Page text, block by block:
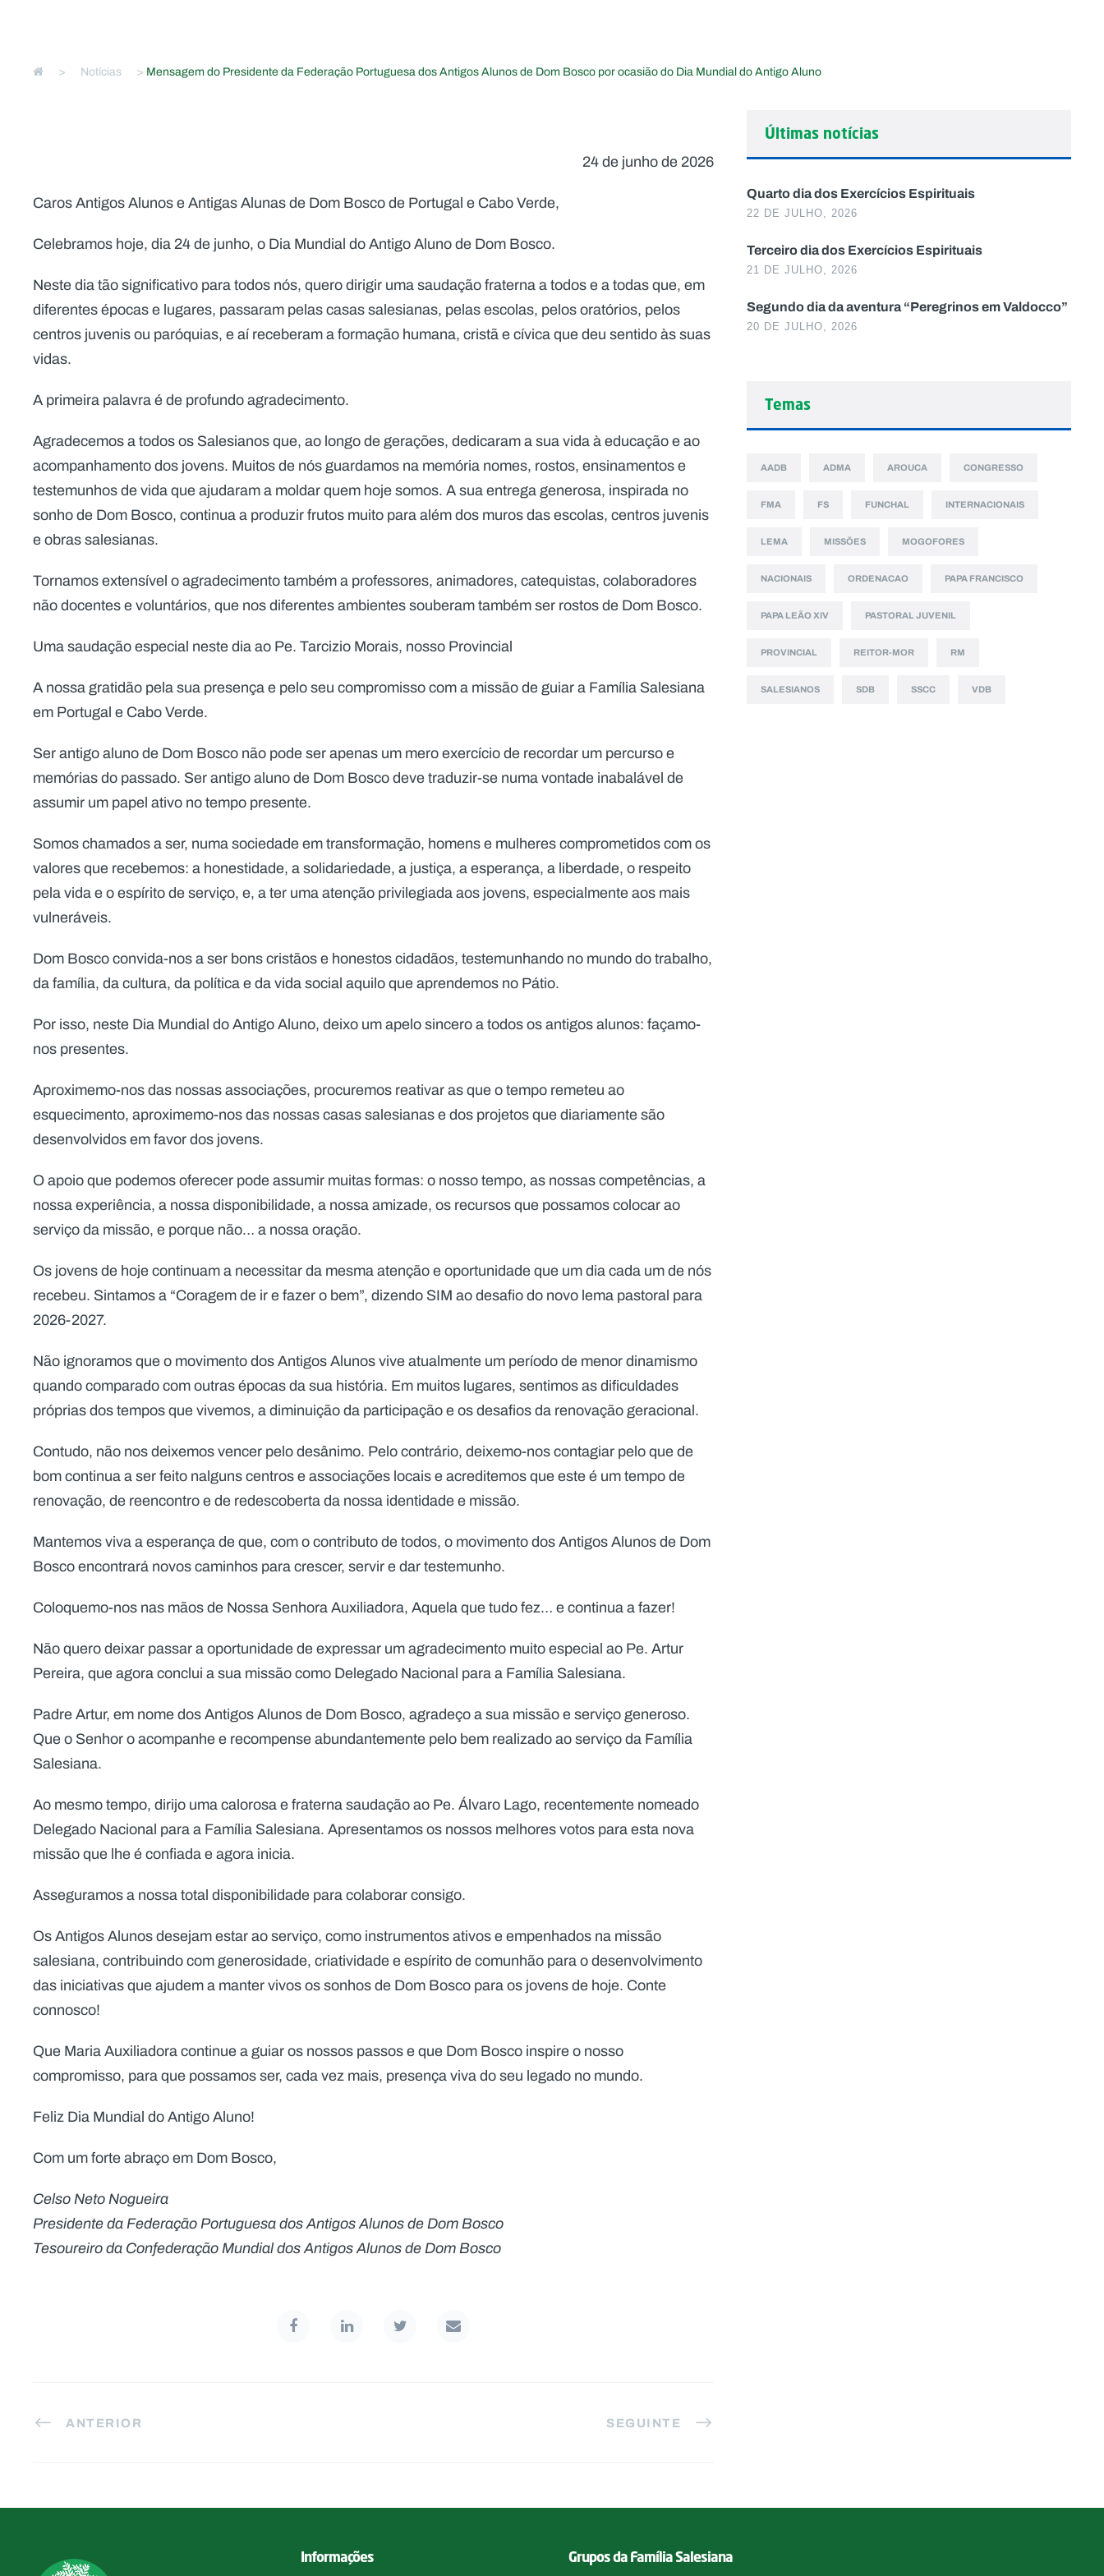
> Notícias > Mensagem do Presidente da Federação Portuguesa dos Antigos Alunos de Dom Bosco por ocasião do Dia Mundial do Antigo Aluno
24 de junho de 2026
Caros Antigos Alunos e Antigas Alunas de Dom Bosco de Portugal e Cabo Verde,
Celebramos hoje, dia 24 de junho, o Dia Mundial do Antigo Aluno de Dom Bosco.
Neste dia tão significativo para todos nós, quero dirigir uma saudação fraterna a todos e a todas que, em
diferentes épocas e lugares, passaram pelas casas salesianas, pelas escolas, pelos oratórios, pelos
centros juvenis ou paróquias, e aí receberam a formação humana, cristã e cívica que deu sentido às suas
vidas.
A primeira palavra é de profundo agradecimento.
Agradecemos a todos os Salesianos que, ao longo de gerações, dedicaram a sua vida à educação e ao
acompanhamento dos jovens. Muitos de nós guardamos na memória nomes, rostos, ensinamentos e
testemunhos de vida que ajudaram a moldar quem hoje somos. A sua entrega generosa, inspirada no
sonho de Dom Bosco, continua a produzir frutos muito para além dos muros das escolas, centros juvenis
e obras salesianas.
Tornamos extensível o agradecimento também a professores, animadores, catequistas, colaboradores
não docentes e voluntários, que nos diferentes ambientes souberam também ser rostos de Dom Bosco.
Uma saudação especial neste dia ao Pe. Tarcizio Morais, nosso Provincial
A nossa gratidão pela sua presença e pelo seu compromisso com a missão de guiar a Família Salesiana
em Portugal e Cabo Verde.
Ser antigo aluno de Dom Bosco não pode ser apenas um mero exercício de recordar um percurso e
memórias do passado. Ser antigo aluno de Dom Bosco deve traduzir-se numa vontade inabalável de
assumir um papel ativo no tempo presente.
Somos chamados a ser, numa sociedade em transformação, homens e mulheres comprometidos com os
valores que recebemos: a honestidade, a solidariedade, a justiça, a esperança, a liberdade, o respeito
pela vida e o espírito de serviço, e, a ter uma atenção privilegiada aos jovens, especialmente aos mais
vulneráveis.
Dom Bosco convida-nos a ser bons cristãos e honestos cidadãos, testemunhando no mundo do trabalho,
da família, da cultura, da política e da vida social aquilo que aprendemos no Pátio.
Por isso, neste Dia Mundial do Antigo Aluno, deixo um apelo sincero a todos os antigos alunos: façamo-
nos presentes.
Aproximemo-nos das nossas associações, procuremos reativar as que o tempo remeteu ao
esquecimento, aproximemo-nos das nossas casas salesianas e dos projetos que diariamente são
desenvolvidos em favor dos jovens.
O apoio que podemos oferecer pode assumir muitas formas: o nosso tempo, as nossas competências, a
nossa experiência, a nossa disponibilidade, a nossa amizade, os recursos que possamos colocar ao
serviço da missão, e porque não… a nossa oração.
Os jovens de hoje continuam a necessitar da mesma atenção e oportunidade que um dia cada um de nós
recebeu. Sintamos a “Coragem de ir e fazer o bem”, dizendo SIM ao desafio do novo lema pastoral para
2026-2027.
Não ignoramos que o movimento dos Antigos Alunos vive atualmente um período de menor dinamismo
quando comparado com outras épocas da sua história. Em muitos lugares, sentimos as dificuldades
próprias dos tempos que vivemos, a diminuição da participação e os desafios da renovação geracional.
Contudo, não nos deixemos vencer pelo desânimo. Pelo contrário, deixemo-nos contagiar pelo que de
bom continua a ser feito nalguns centros e associações locais e acreditemos que este é um tempo de
renovação, de reencontro e de redescoberta da nossa identidade e missão.
Mantemos viva a esperança de que, com o contributo de todos, o movimento dos Antigos Alunos de Dom
Bosco encontrará novos caminhos para crescer, servir e dar testemunho.
Coloquemo-nos nas mãos de Nossa Senhora Auxiliadora, Aquela que tudo fez… e continua a fazer!
Não quero deixar passar a oportunidade de expressar um agradecimento muito especial ao Pe. Artur
Pereira, que agora conclui a sua missão como Delegado Nacional para a Família Salesiana.
Padre Artur, em nome dos Antigos Alunos de Dom Bosco, agradeço a sua missão e serviço generoso.
Que o Senhor o acompanhe e recompense abundantemente pelo bem realizado ao serviço da Família
Salesiana.
Ao mesmo tempo, dirijo uma calorosa e fraterna saudação ao Pe. Álvaro Lago, recentemente nomeado
Delegado Nacional para a Família Salesiana. Apresentamos os nossos melhores votos para esta nova
missão que lhe é confiada e agora inicia.
Asseguramos a nossa total disponibilidade para colaborar consigo.
Os Antigos Alunos desejam estar ao serviço, como instrumentos ativos e empenhados na missão
salesiana, contribuindo com generosidade, criatividade e espírito de comunhão para o desenvolvimento
das iniciativas que ajudem a manter vivos os sonhos de Dom Bosco para os jovens de hoje. Conte
connosco!
Que Maria Auxiliadora continue a guiar os nossos passos e que Dom Bosco inspire o nosso
compromisso, para que possamos ser, cada vez mais, presença viva do seu legado no mundo.
Feliz Dia Mundial do Antigo Aluno!
Com um forte abraço em Dom Bosco,
Celso Neto Nogueira
Presidente da Federação Portuguesa dos Antigos Alunos de Dom Bosco
Tesoureiro da Confederação Mundial dos Antigos Alunos de Dom Bosco
ANTERIOR SEGUINTE
Últimas notícias
Quarto dia dos Exercícios Espirituais
22 DE JULHO, 2026
Terceiro dia dos Exercícios Espirituais
21 DE JULHO, 2026
Segundo dia da aventura “Peregrinos em Valdocco”
20 DE JULHO, 2026
Temas
AADB ADMA AROUCA CONGRESSO
FMA FS FUNCHAL INTERNACIONAIS
LEMA MISSÕES MOGOFORES
NACIONAIS ORDENACAO PAPA FRANCISCO
PAPA LEÃO XIV PASTORAL JUVENIL
PROVINCIAL REITOR-MOR RM
SALESIANOS SDB SSCC VDB
Informações Grupos da Família Salesiana